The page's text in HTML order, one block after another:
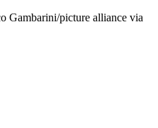
Gambarini/picture alliance via